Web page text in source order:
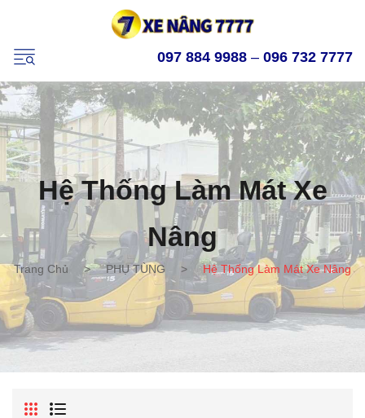
097 884 9988 – 096 732 7777
Hệ Thống Làm Mát Xe
Nâng
Trang Chủ > PHỤ TÙNG > Hệ Thống Làm Mát Xe Nâng